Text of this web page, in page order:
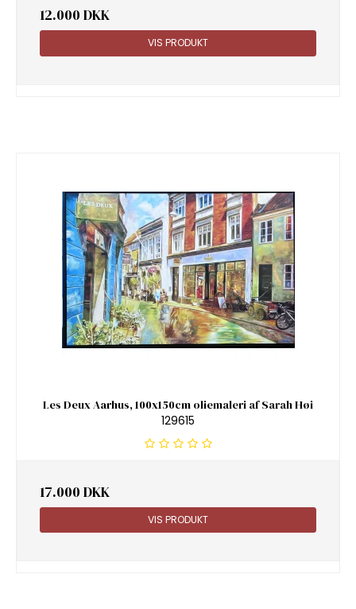
12.000 DKK
VIS PRODUKT
Les Deux Aarhus, 100x150cm oliemaleri af Sarah Høi
129615
17.000 DKK
VIS PRODUKT